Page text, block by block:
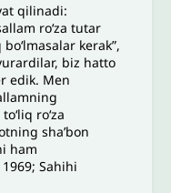
qilinadi:
roʻza tutar
kerak”,
biz hatto
edik. Men
roʻza
shaʼbon
ham
Sahihi